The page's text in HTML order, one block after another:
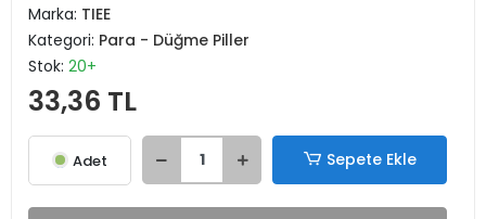
Marka: TIEE
Kategori: Para - Düğme Piller
Stok: 20+
33,36 TL
Adet Sepete Ekle